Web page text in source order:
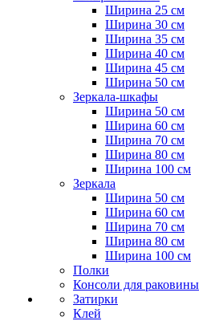
Ширина 25 см
Ширина 30 см
Ширина 35 см
Ширина 40 см
Ширина 45 см
Ширина 50 см
Зеркала-шкафы
Ширина 50 см
Ширина 60 см
Ширина 70 см
Ширина 80 см
Ширина 100 см
Зеркала
Ширина 50 см
Ширина 60 см
Ширина 70 см
Ширина 80 см
Ширина 100 см
Полки
Консоли для раковины
Затирки
Клей